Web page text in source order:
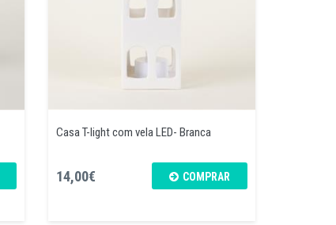
Casa T-light com vela LED- Branca
14,00€ COMPRAR